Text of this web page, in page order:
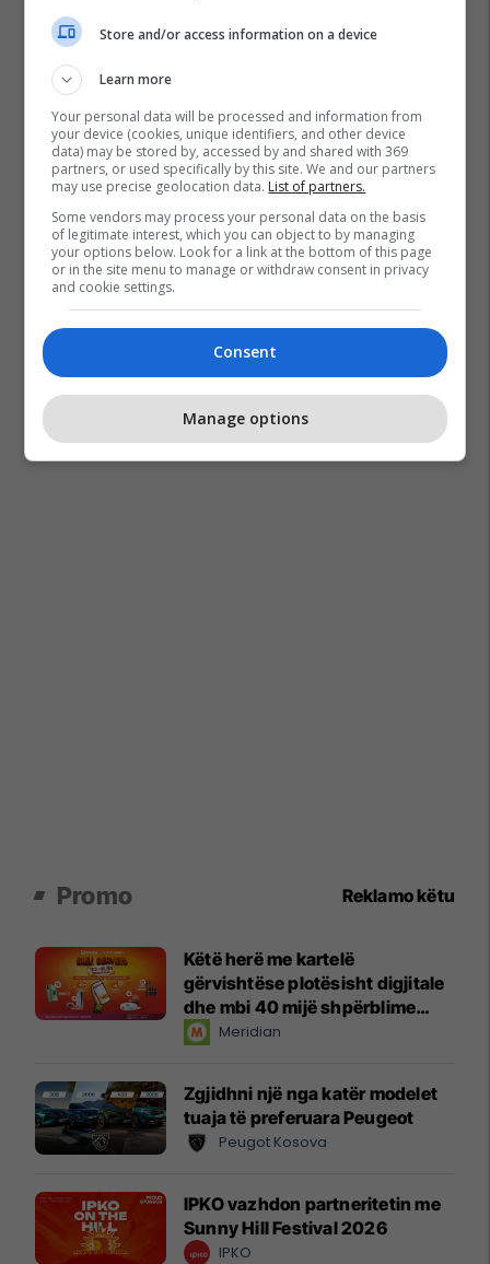
Promo Reklamo këtu
Këtë herë me kartelë
gërvishtëse plotësisht digjitale
dhe mbi 40 mijë shpërblime
instant!Meridian
Zgjidhni një nga katër modelet
tuaja të preferuara Peugeot
Peugot Kosova
IPKO vazhdon partneritetin me
Sunny Hill Festival 2026
IPKO
Store and/or access information on a device
Learn more
Your personal data will be processed and information from
your device (cookies, unique identifiers, and other device
data) may be stored by, accessed by and shared with 369
partners, or used specifically by this site. We and our partners
may use precise geolocation data. List of partners.
Some vendors may process your personal data on the basis
of legitimate interest, which you can object to by managing
your options below. Look for a link at the bottom of this page
or in the site menu to manage or withdraw consent in privacy
and cookie settings.
Consent
Manage options